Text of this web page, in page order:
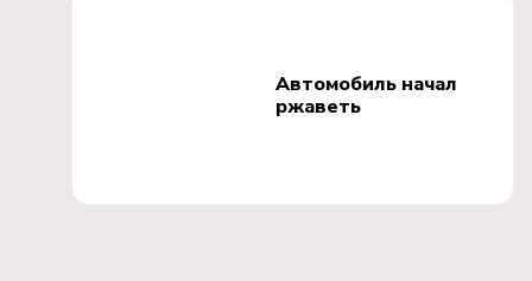
Автомобиль начал
ржаветь